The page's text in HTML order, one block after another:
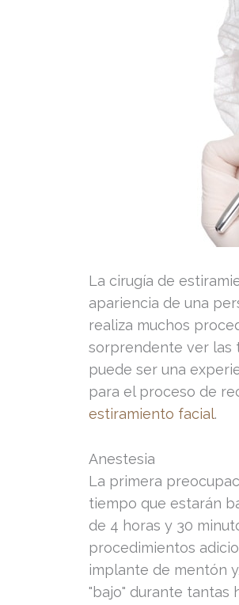
La cirugía de
apariencia de una
realiza muchos
sorprendente ver las
puede ser una
para el proceso de
estiramiento facial.
Anestesia
La primera
tiempo que estarán
de 4 horas y 30
procedimientos
implante de mentón
"bajo" durante tantas